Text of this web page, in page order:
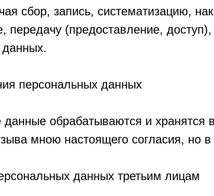
сбор, запись, систематизацию,
передачу (предоставление,
персональных данных
обрабатываются и хранятся
мною настоящего согласия, но
данных третьим лицам